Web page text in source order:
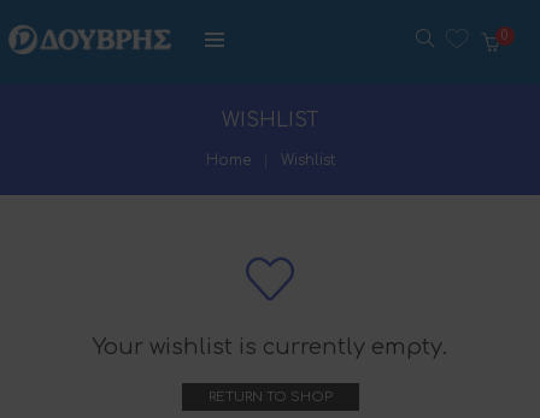
WISHLIST
Home Wishlist
Your wishlist is currently empty.
RETURN TO SHOP